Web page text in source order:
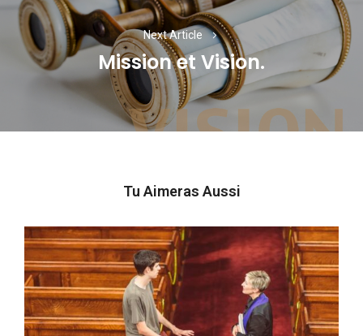
Next Article
Next
post:
Mission et Vision.
Tu Aimeras Aussi